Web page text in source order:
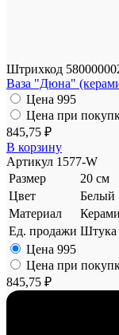
Штрихкод
Ваза "Дюна"
Цена 995
Цена при
845,75 ₽
В корзину
Артикул 1577-W
Размер
20 см
Цвет
Белый
Материал
Ед. продажи Штука
Цена 995
Цена при
845,75 ₽